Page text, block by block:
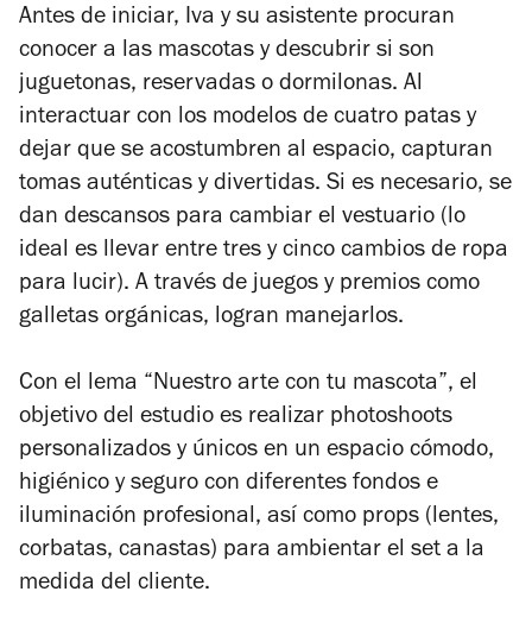
Antes de iniciar, Iva y su asistente procuran
conocer a las mascotas y descubrir si son
juguetonas, reservadas o dormilonas. Al
interactuar con los modelos de cuatro patas y
dejar que se acostumbren al espacio, capturan
tomas auténticas y divertidas. Si es necesario, se
dan descansos para cambiar el vestuario (lo
ideal es llevar entre tres y cinco cambios de ropa
para lucir). A través de juegos y premios como
galletas orgánicas, logran manejarlos.
Con el lema “Nuestro arte con tu mascota”, el
objetivo del estudio es realizar photoshoots
personalizados y únicos en un espacio cómodo,
higiénico y seguro con diferentes fondos e
iluminación profesional, así como props (lentes,
corbatas, canastas) para ambientar el set a la
medida del cliente.